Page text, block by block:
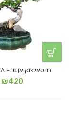
בונסאי פוקיאן טי – FUKIEN TEA
₪420